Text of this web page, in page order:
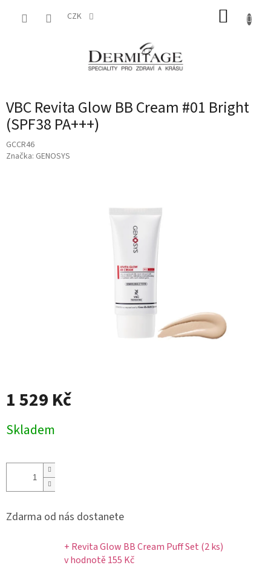
CZK
VBC Revita Glow BB Cream #01 Bright
(SPF38 PA+++)
GCCR46
Značka: GENOSYS
1 529 Kč
cena:
Skladem
Zdarma od nás dostanete
+ Revita Glow BB Cream Puff Set (2 ks)
v hodnotě 155 Kč